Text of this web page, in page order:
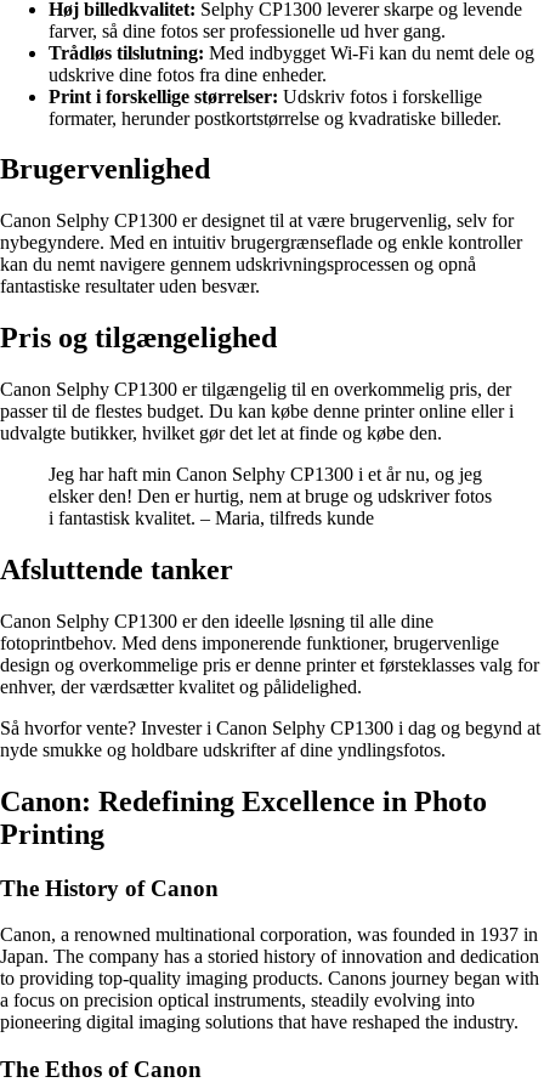
Høj billedkvalitet: Selphy CP1300 leverer skarpe og levende
farver, så dine fotos ser professionelle ud hver gang.
Trådløs tilslutning: Med indbygget Wi-Fi kan du nemt dele og
udskrive dine fotos fra dine enheder.
Print i forskellige størrelser: Udskriv fotos i forskellige
formater, herunder postkortstørrelse og kvadratiske billeder.
Brugervenlighed
Canon Selphy CP1300 er designet til at være brugervenlig, selv for
nybegyndere. Med en intuitiv brugergrænseflade og enkle kontroller
kan du nemt navigere gennem udskrivningsprocessen og opnå
fantastiske resultater uden besvær.
Pris og tilgængelighed
Canon Selphy CP1300 er tilgængelig til en overkommelig pris, der
passer til de flestes budget. Du kan købe denne printer online eller i
udvalgte butikker, hvilket gør det let at finde og købe den.
Jeg har haft min Canon Selphy CP1300 i et år nu, og jeg
elsker den! Den er hurtig, nem at bruge og udskriver fotos
i fantastisk kvalitet. – Maria, tilfreds kunde
Afsluttende tanker
Canon Selphy CP1300 er den ideelle løsning til alle dine
fotoprintbehov. Med dens imponerende funktioner, brugervenlige
design og overkommelige pris er denne printer et førsteklasses valg for
enhver, der værdsætter kvalitet og pålidelighed.
Så hvorfor vente? Invester i Canon Selphy CP1300 i dag og begynd at
nyde smukke og holdbare udskrifter af dine yndlingsfotos.
Canon: Redefining Excellence in Photo
Printing
The History of Canon
Canon, a renowned multinational corporation, was founded in 1937 in
Japan. The company has a storied history of innovation and dedication
to providing top-quality imaging products. Canons journey began with
a focus on precision optical instruments, steadily evolving into
pioneering digital imaging solutions that have reshaped the industry.
The Ethos of Canon